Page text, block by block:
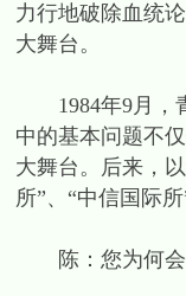
力行地破除血统
大舞台。
1984年9月，青
中的基本问题不
大舞台。后来，
所”、“中信国际
陈：您为何会